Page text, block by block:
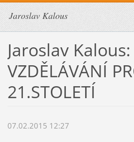
Jaroslav Kalous
Jaroslav Kalous:
VZDĚLÁVÁNÍ
21.STOLETÍ
07.02.2015 12:27